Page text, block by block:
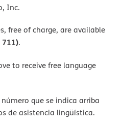
Inc.
free of charge, are available
711).
to receive free language
que se indica arriba
de asistencia lingüística.